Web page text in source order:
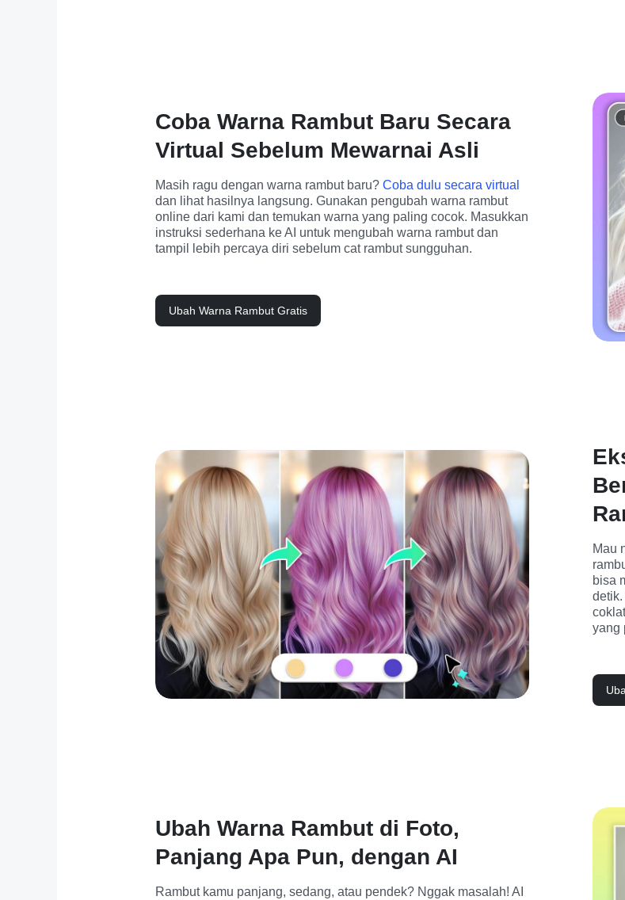
Coba Warna Rambut Baru Secara
Virtual Sebelum Mewarnai Asli
Masih ragu dengan warna rambut baru? Coba dulu secara virtual
dan lihat hasilnya langsung. Gunakan pengubah warna rambut
online dari kami dan temukan warna yang paling cocok. Masukkan
instruksi sederhana ke AI untuk mengubah warna rambut dan
tampil lebih percaya diri sebelum cat rambut sungguhan.
Ubah Warna Rambut Gratis
Mau
bisa
yang
Ubah Warna Rambut di Foto,
Panjang Apa Pun, dengan AI
Rambut kamu panjang, sedang, atau pendek? Nggak masalah! AI